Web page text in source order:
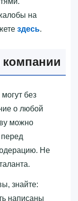
на
здесь.
без
о любой
можно
Не
знайте:
написаны